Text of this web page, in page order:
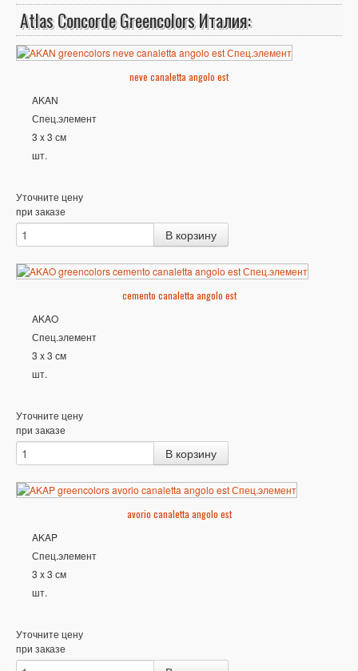
Atlas Concorde Greencolors Италия:
neve canaletta angolo est
AKAN
Спец.элемент
3 x 3 см
шт.
Уточните цену
при заказе
cemento canaletta angolo est
AKAO
Спец.элемент
3 x 3 см
шт.
Уточните цену
при заказе
avorio canaletta angolo est
AKAP
Спец.элемент
3 x 3 см
шт.
Уточните цену
при заказе